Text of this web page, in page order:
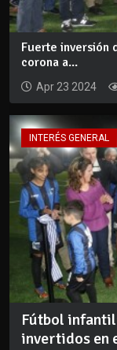
Fuerte inversión
corona a...
Apr 23 2024
INTERÉS GENERAL
Fútbol
invertidos en